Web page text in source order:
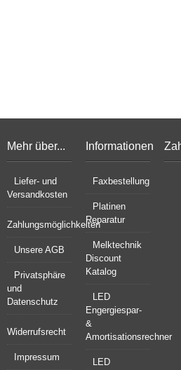
Mehr über...
Liefer- und
Versandkosten
Zahlungsmöglichkeiten
Unsere AGB
Privatsphäre
und
Datenschutz
Widerrufsrecht
Impressum
Informationen
Faxbestellung
Platinen
Reparatur
Melktechnik
Discount
Katalog
LED
Engergiespar-
&
Amortisationsrechner
LED